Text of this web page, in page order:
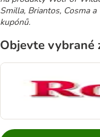
Smilla, Briantos, Cosma
kupónů.
Objevte vybrané